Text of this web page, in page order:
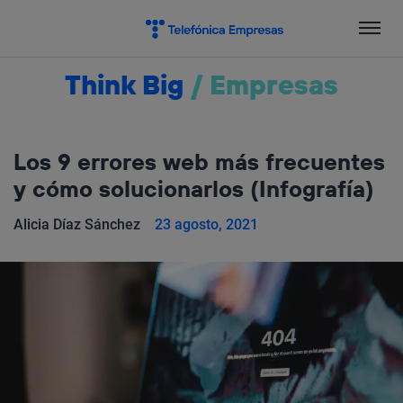
Think Big / Empresas
Los 9 errores web más frecuentes
y cómo solucionarlos (Infografía)
Alicia Díaz Sánchez 23 agosto, 2021